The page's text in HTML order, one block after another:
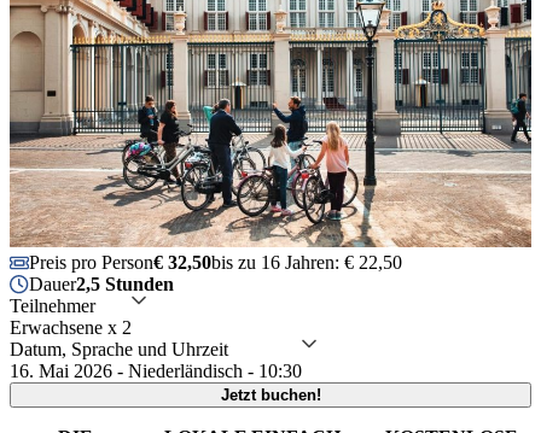
Preis pro Person€ 32,50bis zu 16 Jahren: € 22,50
Dauer2,5 Stunden
Teilnehmer
Erwachsene x 2
Datum, Sprache und Uhrzeit
16. Mai 2026 - Niederländisch - 10:30
Jetzt buchen!